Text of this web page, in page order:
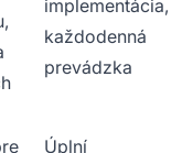
implementácia,
každodenná
prevádzka
Úplní